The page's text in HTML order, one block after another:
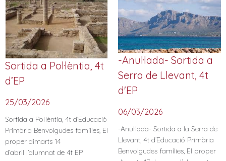
Sortida a Pol·lèntia, 4t
d’EP
25/03/2026
Sortida a Pol·lèntia, 4t d’Educació
Primària Benvolgudes famílies, El
proper dimarts 14
d’abril l’alumnat de 4t EP
-Anul·lada- Sortida a
Serra de Llevant, 4t
d'EP
06/03/2026
-Anul·lada- Sortida a la Serra de
Llevant, 4t d’Educació Primària
Benvolgudes famílies, El proper